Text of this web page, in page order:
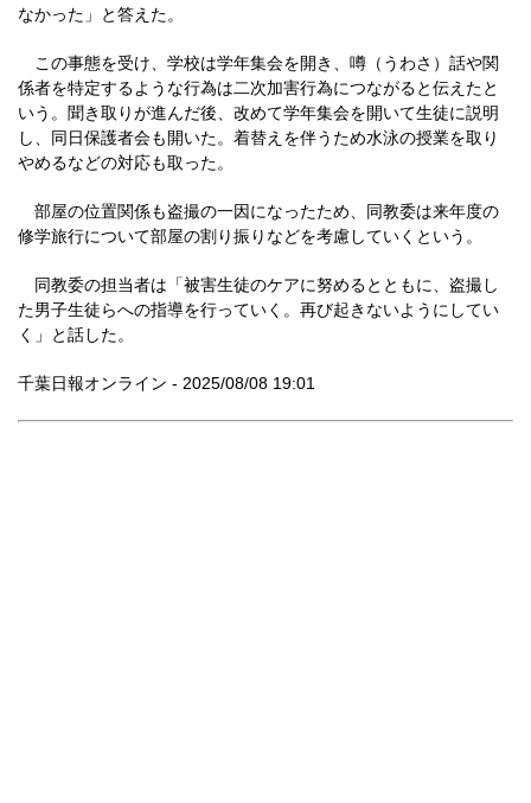
なかった」と答えた。
この事態を受け、学校は学年集会を開き、噂（うわさ）話や関
係者を特定するような行為は二次加害行為につながると伝えたと
いう。聞き取りが進んだ後、改めて学年集会を開いて生徒に説明
し、同日保護者会も開いた。着替えを伴うため水泳の授業を取り
やめるなどの対応も取った。
部屋の位置関係も盗撮の一因になったため、同教委は来年度の
修学旅行について部屋の割り振りなどを考慮していくという。
同教委の担当者は「被害生徒のケアに努めるとともに、盗撮し
た男子生徒らへの指導を行っていく。再び起きないようにしてい
く」と話した。
千葉日報オンライン - 2025/08/08 19:01